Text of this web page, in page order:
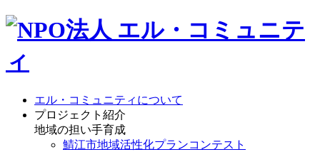
エル・コミュニティについて
プロジェクト紹介
地域の担い手育成
鯖江市地域活性化プランコンテスト